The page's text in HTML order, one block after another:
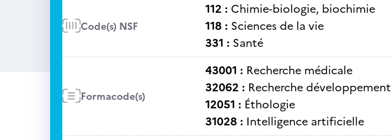
Code(s) NSF
112 : Chimie-biologie, biochimie
118 : Sciences de la vie
331 : Santé
Formacode(s)
43001 : Recherche médicale
32062 : Recherche développement
12051 : Éthologie
31028 : Intelligence artificielle